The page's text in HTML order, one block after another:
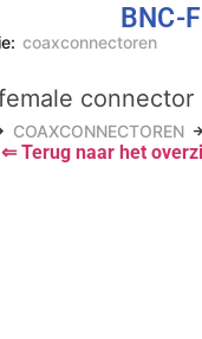
BNC-
coaxconnectoren
COAXCONNECTOREN
⇐ Terug naar het